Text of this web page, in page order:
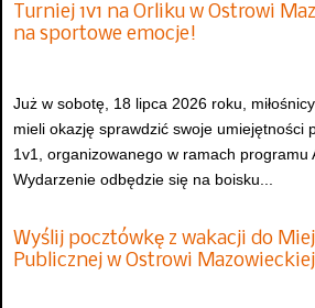
Turniej 1v1 na Orliku w Ostrowi
na sportowe emocje!
Już w sobotę, 18 lipca 2026 roku,
mieli okazję sprawdzić swoje umiejętności
1v1, organizowanego w ramach programu
Wydarzenie odbędzie się na boisku...
Wyślij pocztówkę z wakacji do
Publicznej w Ostrowi Mazowieckiej